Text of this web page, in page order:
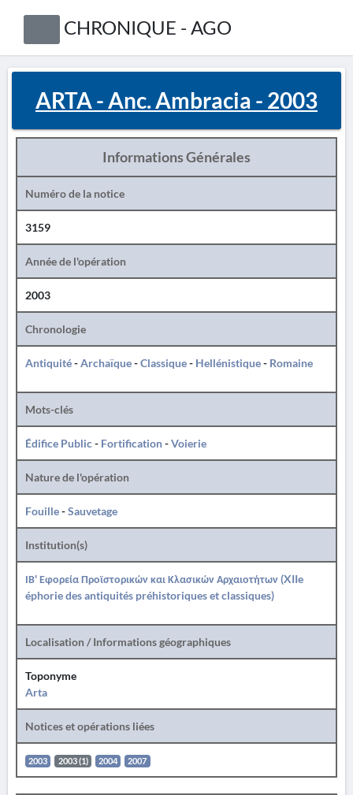
CHRONIQUE - AGO
ARTA - Anc. Ambracia - 2003
Informations Générales
Numéro de la notice
3159
Année de l'opération
2003
Chronologie
Antiquité-Archaïque-Classique- Hellénistique- Romaine
Mots-clés
Édifice Public- Fortification-Voierie
Nature de l'opération
Fouille-Sauvetage
Institution(s)
ΙΒ' Εφορεία Προϊστορικών και Κλασικών Αρχαιοτήτων (XIIe
éphorie des antiquités préhistoriques et classiques)
Localisation / Informations géographiques
Toponyme
Arta
Notices et opérations liées
2003 2003 (1) 2004 2007